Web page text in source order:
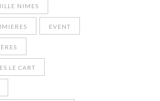
NIMES
EVENT
LE CART